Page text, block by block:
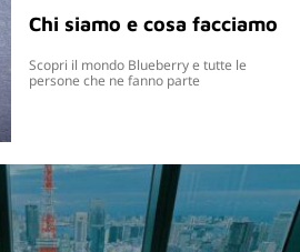
Chi siamo e cosa facciamo
Scopri il mondo Blueberry e tutte le
persone che ne fanno parte